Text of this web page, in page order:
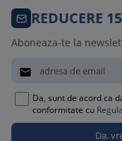
Comanda
REDUCERE
Aboneaza-te la

Da, sunt de acord ca
conformitate cu